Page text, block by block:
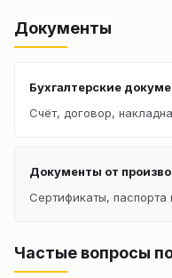
Документы
Бухгалтерские
Счёт, договор,
Документы от
Сертификаты, паспорта
Частые вопросы